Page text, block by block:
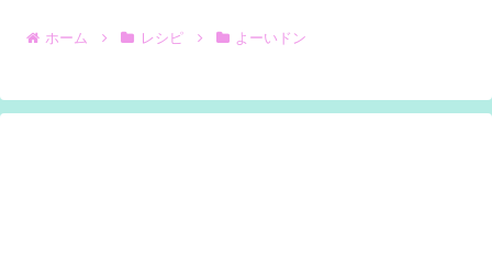
ホーム レシピ よーいドン